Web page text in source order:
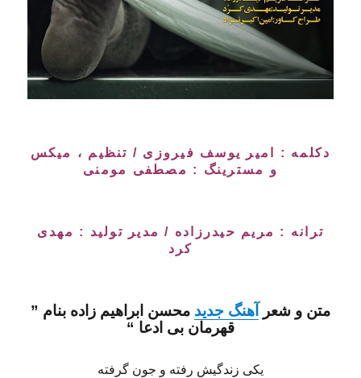
دکلمه : امیر یوسف فیروزی / تنظیم ، میکس
و مسترینگ : مصطفی مومنی
ترانه : مریم حیدرزاده / مدیر تولید : مهدی
کرد
متن و شعر آهنگ جدید محسن ابراهیم زاده بنام ”
قهرمان بی ادعا “
یکی زندگیش رفته و جون گرفته